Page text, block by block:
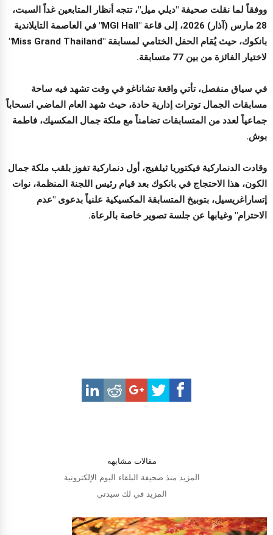
ووفقاً لما نقلت صحيفة "ديلي ميل"، تتجه أنظار المتابعين غداً السبت،
28 مارس (آذار) 2026، إلى قاعة "MGI Hall" في العاصمة التايلاندية
بانكوك، حيث يُقام الحفل الختامي لمسابقة "Miss Grand Thailand"
لاختيار الفائزة من بين 77 متسابقة.
في سياق منفصل، تأتي واقعة تشاناغو في وقت تشهد فيه ساحة
مسابقات الجمال توترات إدارية حادة، حيث شهد العام الماضي انسحاباً
جماعياً لعدد من المتسابقات تضامناً مع ملكة جمال المكسيك، فاطمة
بوش.
وقادت الدنماركية فيكتوريا ثيلفيج، أول دنماركية تفوز بلقب ملكة جمال
الكون، هذا الاحتجاج في بانكوك بعد قيام رئيس اللجنة المنظمة، نوات
إتساراغريسيل، بتوبيخ المتسابقة المكسيكية علنياً بدعوى "عدم
الاحترام" وغيابها عن جلسة تصوير خاصة بالرعاة.
مقالات مشابهه
المزيد منذ صحيفة البلقاء اليوم الإلكترونية
المزيد في لك سيدتي